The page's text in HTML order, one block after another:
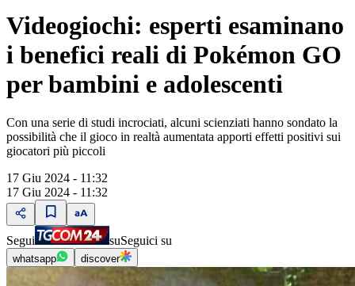
Videogiochi: esperti esaminano
i benefici reali di Pokémon GO
per bambini e adolescenti
Con una serie di studi incrociati, alcuni scienziati hanno sondato la
possibilità che il gioco in realtà aumentata apporti effetti positivi sui
giocatori più piccoli
17 Giu 2024 - 11:32
17 Giu 2024 - 11:32
Segui suSeguici su
whatsapp discover